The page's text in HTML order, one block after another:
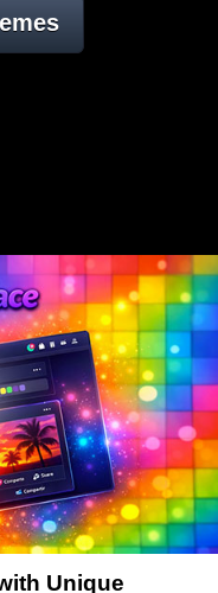
Unique